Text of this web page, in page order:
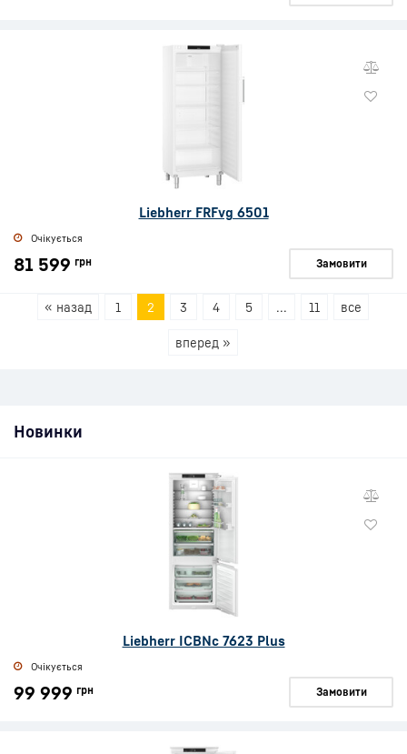
Liebherr FRFvg 6501
Очікується
81 599 грн Замовити
« назад 1 2 3 4 5 ... 11 все
вперед »
Новинки
Liebherr ICBNc 7623 Plus
Очікується
99 999 грн Замовити